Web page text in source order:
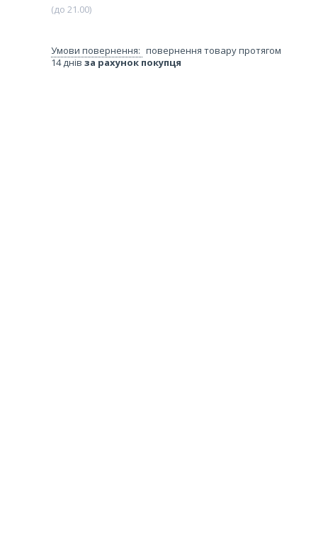
(до 21.00)
повернення товару протягом
14 днів за рахунок покупця